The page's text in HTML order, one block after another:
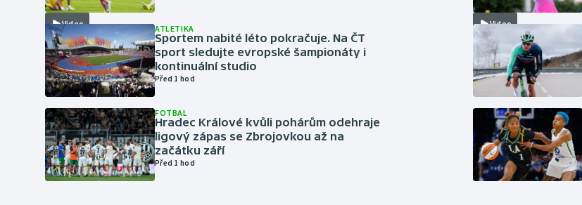
Video ATLETIKA
Sportem nabité léto pokračuje. Na ČT
sport sledujte evropské šampionáty i
kontinuální studio
Před 1 hod
FOTBAL
Hradec Králové kvůli pohárům odehraje
ligový zápas se Zbrojovkou až na
začátku září
Před 1 hod
Video